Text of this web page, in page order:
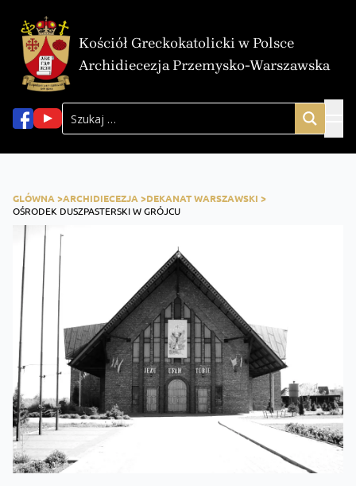
Kościół Greckokatolicki w Polsce
Archidiecezja Przemysko-Warszawska
GLÓWNA >ARCHIDIECEZJA >DEKANAT WARSZAWSKI >
OŚRODEK DUSZPASTERSKI W GRÓJCU